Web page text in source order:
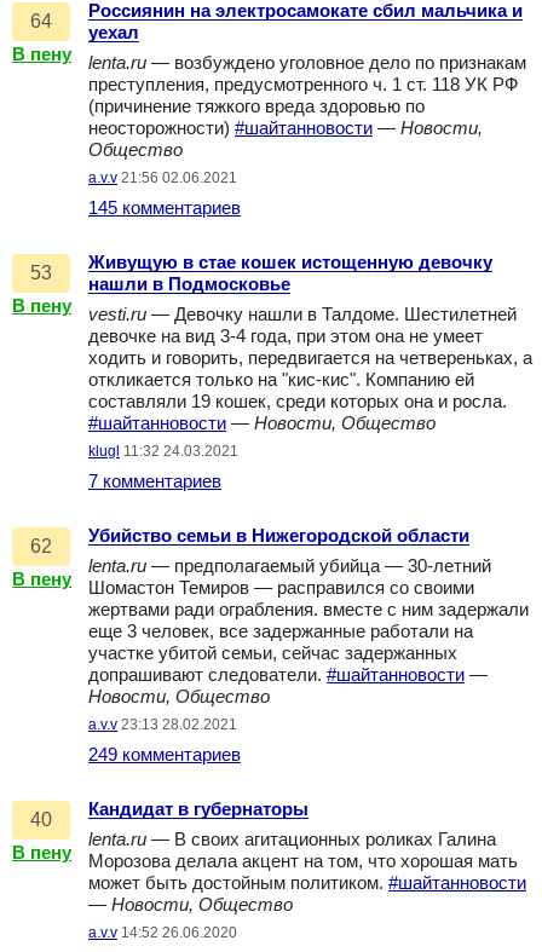
64
В пену
Россиянин на электросамокате сбил мальчика и
уехал
lenta.ru — возбуждено уголовное дело по признакам
преступления, предусмотренного ч. 1 ст. 118 УК РФ
(причинение тяжкого вреда здоровью по
неосторожности) #шайтанновости — Новости,
Общество
a.v.v 21:56 02.06.2021
145 комментариев
53
В пену
Живущую в стае кошек истощенную девочку
нашли в Подмосковье
vesti.ru — Девочку нашли в Талдоме. Шестилетней
девочке на вид 3-4 года, при этом она не умеет
ходить и говорить, передвигается на четвереньках, а
откликается только на "кис-кис". Компанию ей
составляли 19 кошек, среди которых она и росла.
#шайтанновости — Новости, Общество
klugl 11:32 24.03.2021
7 комментариев
62
В пену
Убийство семьи в Нижегородской области
lenta.ru — предполагаемый убийца — 30-летний
Шомастон Темиров — расправился со своими
жертвами ради ограбления. вместе с ним задержали
еще 3 человек, все задержанные работали на
участке убитой семьи, сейчас задержанных
допрашивают следователи. #шайтанновости —
Новости, Общество
a.v.v 23:13 28.02.2021
249 комментариев
40
В пену
Кандидат в губернаторы
lenta.ru — В своих агитационных роликах Галина
Морозова делала акцент на том, что хорошая мать
может быть достойным политиком. #шайтанновости
— Новости, Общество
a.v.v 14:52 26.06.2020